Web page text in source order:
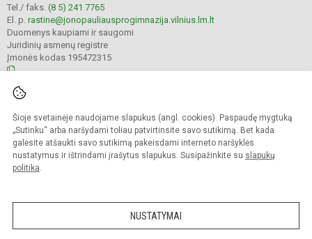
Šioje svetainėje naudojame slapukus (angl. cookies). Paspaudę mygtuką
„Sutinku“ arba naršydami toliau patvirtinsite savo sutikimą. Bet kada
galėsite atšaukti savo sutikimą pakeisdami interneto naršyklės
nustatymus ir ištrindami įrašytus slapukus. Susipažinkite su slapukų
politika.
NUSTATYMAI
Tel./ faks. (8 5) 241 7765
El. p. rastine@jonopauliausprogimnazija.vilnius.lm.lt
Duomenys kaupiami ir saugomi
Juridinių asmenų registre
Įmonės kodas 195472315
Kopijuoti turinį be raštiško įstaigos administracijos sutikimo griežtai draudžiama.
Prieinamumo paraiška Slapukų politika
Sumanus būdas atnaujinti